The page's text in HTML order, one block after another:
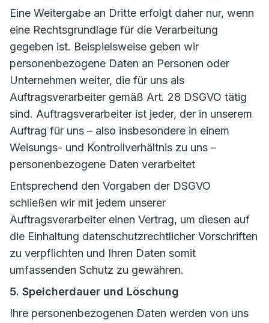
Eine Weitergabe an Dritte erfolgt daher nur, wenn
eine Rechtsgrundlage für die Verarbeitung
gegeben ist. Beispielsweise geben wir
personenbezogene Daten an Personen oder
Unternehmen weiter, die für uns als
Auftragsverarbeiter gemäß Art. 28 DSGVO tätig
sind. Auftragsverarbeiter ist jeder, der in unserem
Auftrag für uns – also insbesondere in einem
Weisungs- und Kontrollverhältnis zu uns –
personenbezogene Daten verarbeitet
Entsprechend den Vorgaben der DSGVO
schließen wir mit jedem unserer
Auftragsverarbeiter einen Vertrag, um diesen auf
die Einhaltung datenschutzrechtlicher Vorschriften
zu verpflichten und Ihren Daten somit
umfassenden Schutz zu gewähren.
5. Speicherdauer und Löschung
Ihre personenbezogenen Daten werden von uns